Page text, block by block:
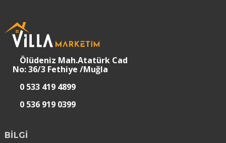
Ölüdeniz Mah.Atatürk Cad
No: 36/3 Fethiye /Muğla
0 533 419 4899
0 536 919 0399
BİLGİ